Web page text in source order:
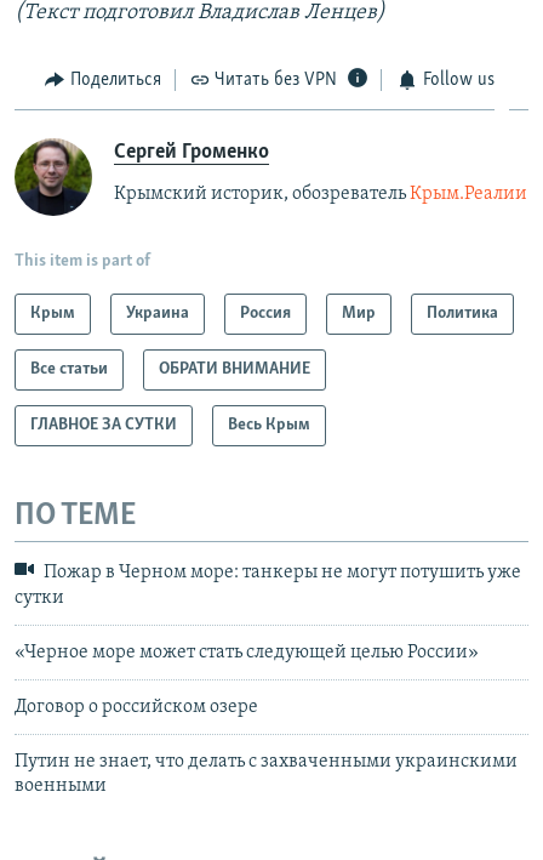
(Текст подготовил Владислав Ленцев)
Поделиться Читать без VPN Follow us
Сергей Громенко
Крымский историк, обозревательКрым.Реалии
This item is part of
Крым Украина Россия Мир Политика
Все статьи ОБРАТИ ВНИМАНИЕ
ГЛАВНОЕ ЗА СУТКИ Весь Крым
ПО ТЕМЕ
Пожар в Черном море: танкеры не могут потушить уже
сутки
«Черное море может стать следующей целью России»
Договор о российском озере
Путин не знает, что делать с захваченными украинскими
военными